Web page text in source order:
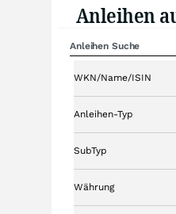
Anleihen
Anleihen Suche
WKN/Name/ISIN
Anleihen-Typ
SubTyp
Währung